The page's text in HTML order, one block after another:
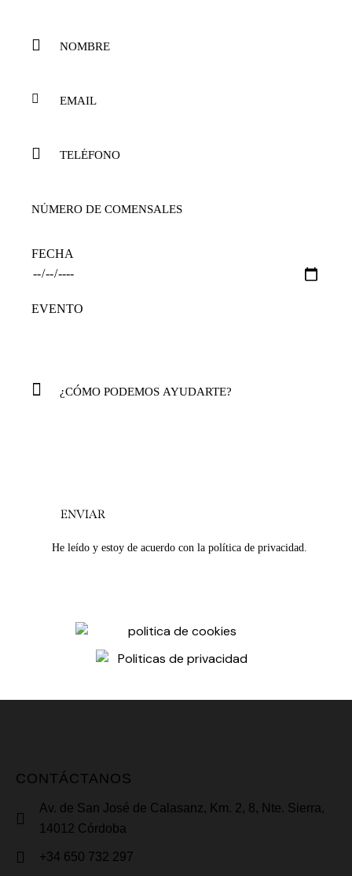
FECHA
EVENTO
He leído y estoy de acuerdo con la política de privacidad.
CONTÁCTANOS
Av. de San José de Calasanz, Km. 2, 8, Nte. Sierra,
14012 Córdoba
+34 650 732 297